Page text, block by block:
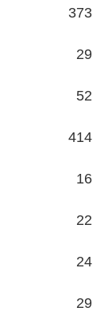
373
29
52
414
16
22
24
29